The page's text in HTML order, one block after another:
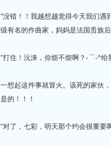
"没错！！我越想越觉得今天我们遇
级有名的作曲家，妈妈是法国贵族
"打住！沅洙，你烦不烦啊？-⌒-^给
一想起这件事就冒火。该死的家伙
是的！！！
"对了，七彩，明天那个约会很重要